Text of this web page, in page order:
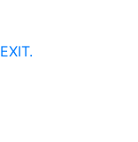
EXIT.